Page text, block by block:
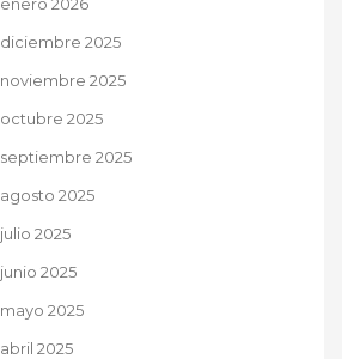
diciembre 2025
noviembre 2025
octubre 2025
septiembre 2025
agosto 2025
julio 2025
junio 2025
mayo 2025
abril 2025